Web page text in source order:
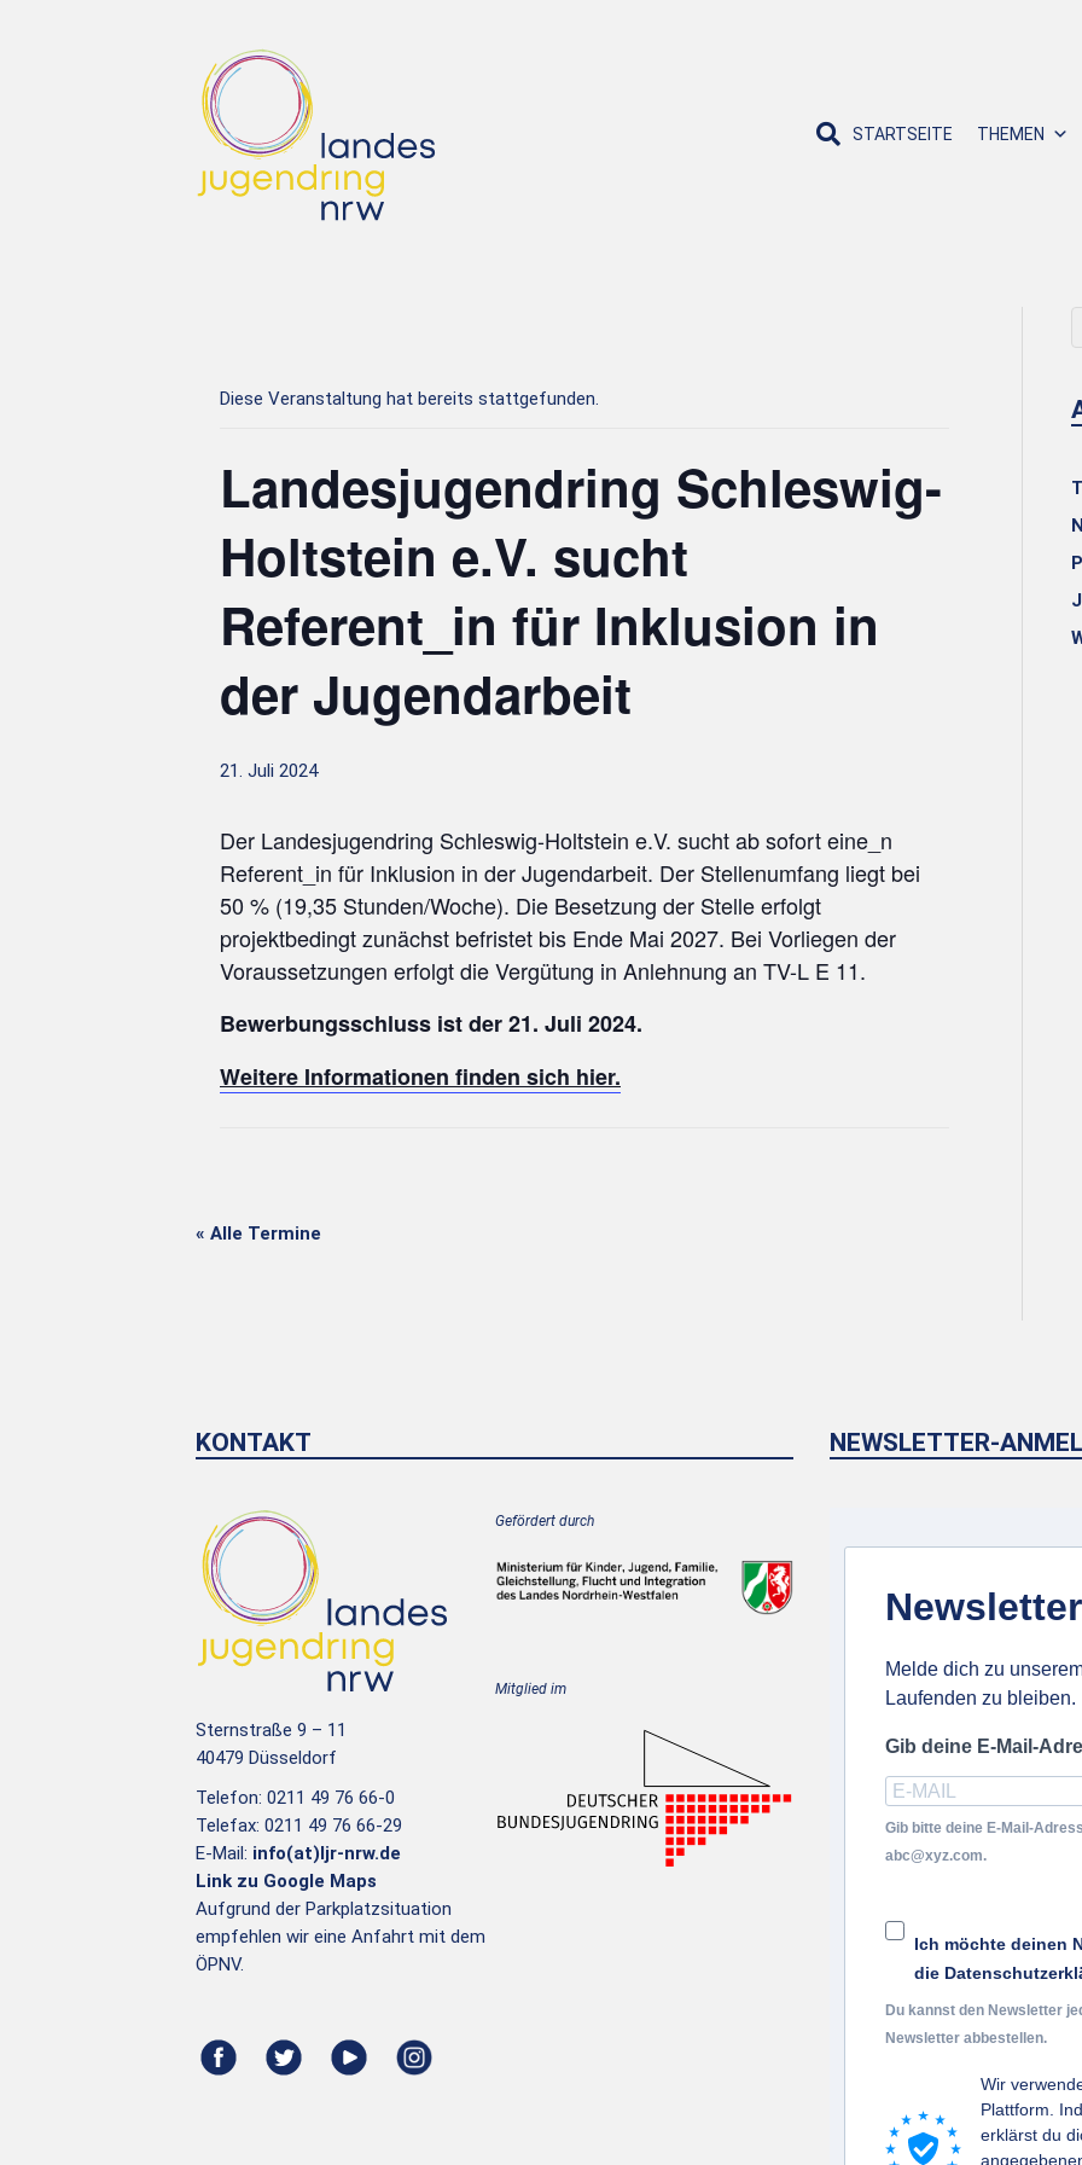
STARTSEITE THEMEN
Diese Veranstaltung hat bereits stattgefunden.
Landesjugendring Schleswig-
Holtstein e.V. sucht
Referent_in für Inklusion in
der Jugendarbeit
21. Juli 2024
Der Landesjugendring Schleswig-Holtstein e.V. sucht ab sofort eine_n
Referent_in für Inklusion in der Jugendarbeit. Der Stellenumfang liegt bei
50 % (19,35 Stunden/Woche). Die Besetzung der Stelle erfolgt
projektbedingt zunächst befristet bis Ende Mai 2027. Bei Vorliegen der
Voraussetzungen erfolgt die Vergütung in Anlehnung an TV-L E 11.
Bewerbungsschluss ist der 21. Juli 2024.
Weitere Informationen finden sich hier.
« Alle Termine
KONTAKT
Sternstraße 9 – 11
40479 Düsseldorf
Telefon: 0211 49 76 66-0
Telefax: 0211 49 76 66-29
E-Mail: info(at)ljr-nrw.de
Link zu Google Maps
Aufgrund der Parkplatzsituation
empfehlen wir eine Anfahrt mit dem
ÖPNV.
Gefördert durch
Mitglied im
NEWSLETTER-
Newsletter
Melde dich zu
Laufenden zu bleiben.
Gib deine E-Mail-
Gib bitte deine E-Mail-
abc@xyz.com.
Ich möchte deinen
die
Du kannst den Newsletter
Newsletter abbestellen.
Wir
Plattform.
erklärst du